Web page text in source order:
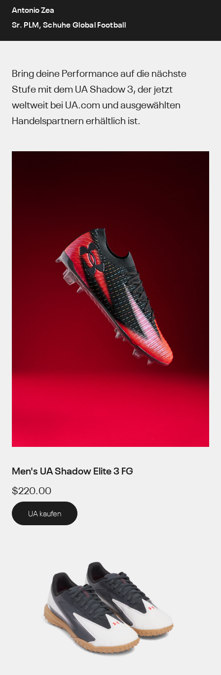
Antonio Zea
Sr. PLM, Schuhe Global Football
Bring deine Performance auf die nächste
Stufe mit dem UA Shadow 3, der jetzt
weltweit bei UA.com und ausgewählten
Handelspartnern erhältlich ist.
Men's UA Shadow Elite 3 FG
$220.00
UA kaufen